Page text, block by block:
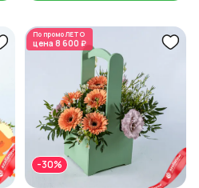
По промоЛЕТО
цена 8 600 ₽
-30%